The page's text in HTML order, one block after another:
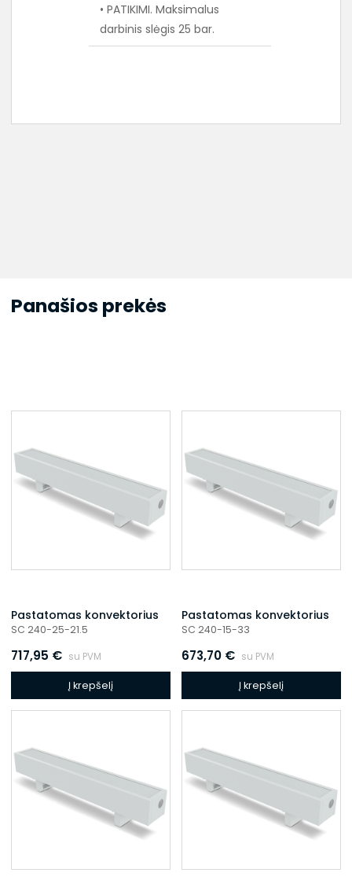
• PATIKIMI. Maksimalus
darbinis slėgis 25 bar.
Panašios prekės
Pastatomas konvektorius
SC 240-25-21.5
717,95 € su PVM
Į krepšelį
Pastatomas konvektorius
SC 240-15-33
673,70 € su PVM
Į krepšelį